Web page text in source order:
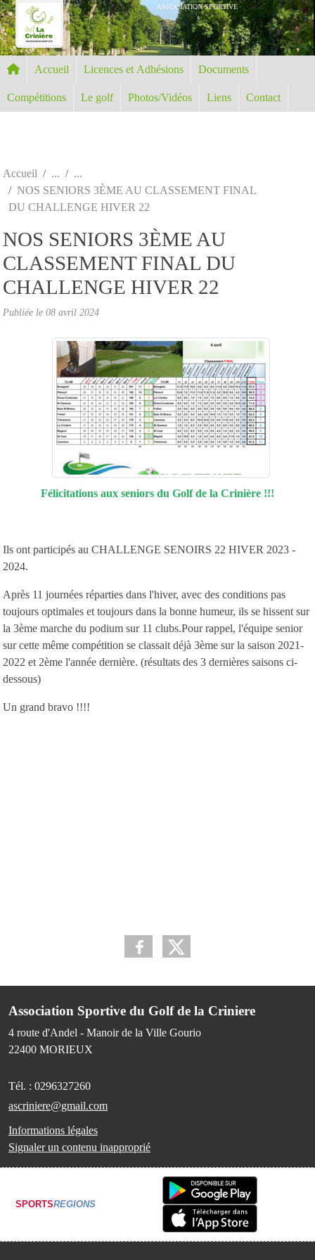
ASSOCIATION SPORTIVE
Accueil Licences et Adhésions Documents
Compétitions Le golf Photos/Vidéos Liens Contact
Accueil
NOS SENIORS 3ÈME AU CLASSEMENT FINAL
DU CHALLENGE HIVER 22
NOS SENIORS 3ÈME AU
CLASSEMENT FINAL DU
CHALLENGE HIVER 22
Publiée le 08 avril 2024
Félicitations aux seniors du Golf de la Crinière !!!
Ils ont participés au CHALLENGE SENOIRS 22 HIVER 2023 -
2024.
Après 11 journées réparties dans l'hiver, avec des conditions pas
toujours optimales et toujours dans la bonne humeur, ils se hissent sur
la 3ème marche du podium sur 11 clubs.Pour rappel, l'équipe senior
sur cette même compétition se classait déjà 3ème sur la saison 2021-
2022 et 2ème l'année dernière. (résultats des 3 dernières saisons ci-
dessous)
Un grand bravo !!!!
Association Sportive du Golf de la Criniere
4 route d'Andel - Manoir de la Ville Gourio
22400 MORIEUX
Tél. : 0296327260
ascriniere@gmail.com
Informations légales
Signaler un contenu inapproprié
SPORTSREGIONS
Panneau de gestion des cookies